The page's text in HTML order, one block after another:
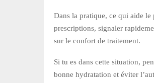
Dans la pratique, ce qui aide le
prescriptions, signaler
sur le confort de traitement.
Si tu es dans cette situation,
bonne hydratation et éviter